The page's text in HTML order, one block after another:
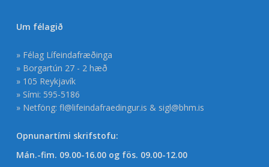
Um félagið
» Félag Lífeindafræðinga
» Borgartún 27 - 2 hæð
» 105 Reykjavík
» Sími: 595-5186
» Netföng: fl@lifeindafraedingur.is & sigl@bhm.is
Opnunartími skrifstofu:
Mán.-fim. 09.00-16.00 og fös. 09.00-12.00